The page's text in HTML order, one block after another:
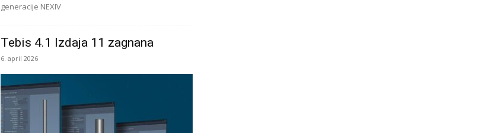
generacije NEXIV
Tebis 4.1 Izdaja 11 zagnana
6. april 2026